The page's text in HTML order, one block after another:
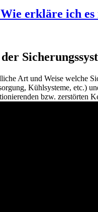
erkläre ich
Art und Weise welche
Kühlsysteme, etc.)
bzw. zerstörten